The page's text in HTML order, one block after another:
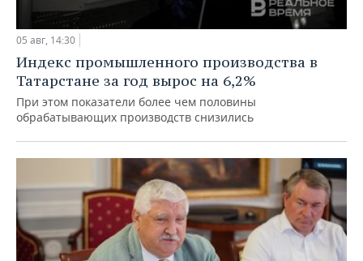
05 авг, 14:30
Индекс промышленного производства в
Татарстане за год вырос на 6,2%
При этом показатели более чем половины
обрабатывающих производств снизились